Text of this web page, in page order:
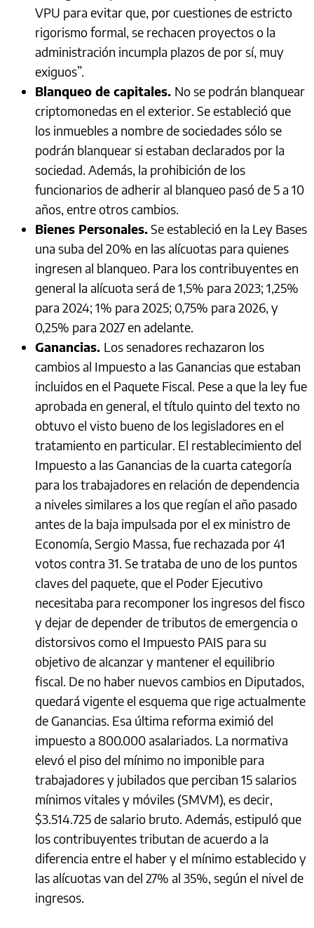
VPU para evitar que, por cuestiones de estricto
rigorismo formal, se rechacen proyectos o la
administración incumpla plazos de por sí, muy
exiguos”.
Blanqueo de capitales. No se podrán blanquear
criptomonedas en el exterior. Se estableció que
los inmuebles a nombre de sociedades sólo se
podrán blanquear si estaban declarados por la
sociedad. Además, la prohibición de los
funcionarios de adherir al blanqueo pasó de 5 a 10
años, entre otros cambios.
Bienes Personales.Se estableció en la Ley Bases
una suba del 20% en las alícuotas para quienes
ingresen al blanqueo. Para los contribuyentes en
general la alícuota será de 1,5% para 2023; 1,25%
para 2024; 1% para 2025; 0,75% para 2026, y
0,25% para 2027 en adelante.
Ganancias. Los senadores rechazaron los
cambios al Impuesto a las Ganancias que estaban
incluidos en el Paquete Fiscal. Pese a que la ley fue
aprobada en general, el título quinto del texto no
obtuvo el visto bueno de los legisladores en el
tratamiento en particular. El restablecimiento del
Impuesto a las Ganancias de la cuarta categoría
para los trabajadores en relación de dependencia
a niveles similares a los que regían el año pasado
antes de la baja impulsada por el ex ministro de
Economía, Sergio Massa, fue rechazada por 41
votos contra 31. Se trataba de uno de los puntos
claves del paquete, que el Poder Ejecutivo
necesitaba para recomponer los ingresos del fisco
y dejar de depender de tributos de emergencia o
distorsivos como el Impuesto PAIS para su
objetivo de alcanzar y mantener el equilibrio
fiscal. De no haber nuevos cambios en Diputados,
quedará vigente el esquema que rige actualmente
de Ganancias. Esa última reforma eximió del
impuesto a 800.000 asalariados. La normativa
elevó el piso del mínimo no imponible para
trabajadores y jubilados que perciban 15 salarios
mínimos vitales y móviles (SMVM), es decir,
$3.514.725 de salario bruto. Además, estipuló que
los contribuyentes tributan de acuerdo a la
diferencia entre el haber y el mínimo establecido y
las alícuotas van del 27% al 35%, según el nivel de
ingresos.